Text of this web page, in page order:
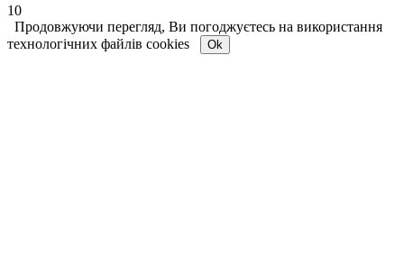
10
Продовжуючи перегляд, Ви погоджуєтесь на використання
технологічних файлів cookies
Ok